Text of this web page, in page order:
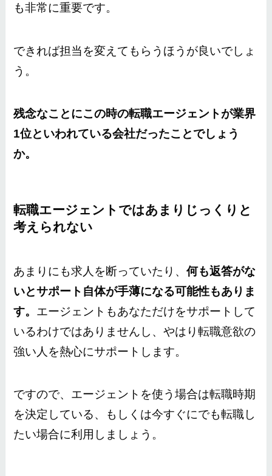
も非常に重要です。
できれば担当を変えてもらうほうが良いでしょ
う。
残念なことにこの時の転職エージェントが業界
1位といわれている会社だったことでしょう
か。
転職エージェントではあまりじっくりと
考えられない
あまりにも求人を断っていたり、何も返答がな
いとサポート自体が手薄になる可能性もありま
す。 エージェントもあなただけをサポートして
いるわけではありませんし、やはり転職意欲の
強い人を熱心にサポートします。
ですので、エージェントを使う場合は転職時期
を決定している、もしくは今すぐにでも転職し
たい場合に利用しましょう。